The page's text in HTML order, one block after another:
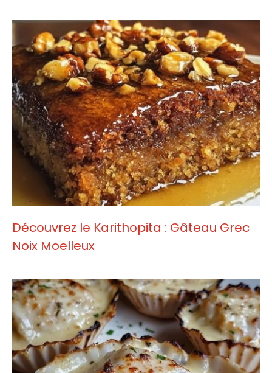
Découvrez le Karithopita : Gâteau Grec
Noix Moelleux